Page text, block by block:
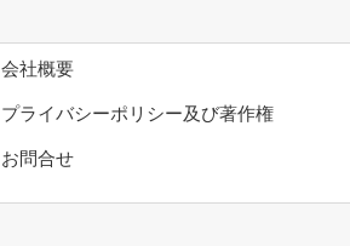
会社概要
プライバシーポリシー及び著作権
お問合せ